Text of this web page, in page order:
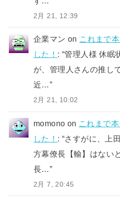
2月 21, 12:39
企業マン on これまで
した！ : “管理人様 休眠
が、管理人さんの推し
近…”
2月 21, 10:02
momono on これまで
した！ : “さすがに、上
方幕僚長【輸】はない
長…”
2月 7, 20:45